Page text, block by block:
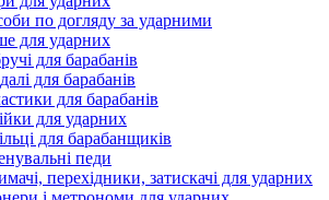
по догляду за ударними
для ударних
для барабанів
для барабанів
для барабанів
для ударних
для барабанщиків
педи
перехідники, затискачі для ударних